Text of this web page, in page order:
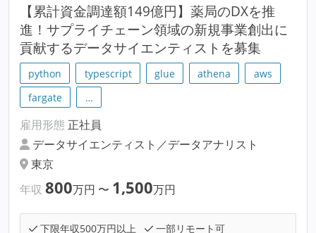
【累計資金調達額149億円】薬局のDXを推
進！サプライチェーン領域の新規事業創出に
貢献するデータサイエンティストを募集
python typescript glue athena
aws
fargate
…
雇用形態 正社員
データサイエンティスト／データアナリスト
東京
年収 800万円 〜 1,500万円
下限年収500万円以上
一部リモート可